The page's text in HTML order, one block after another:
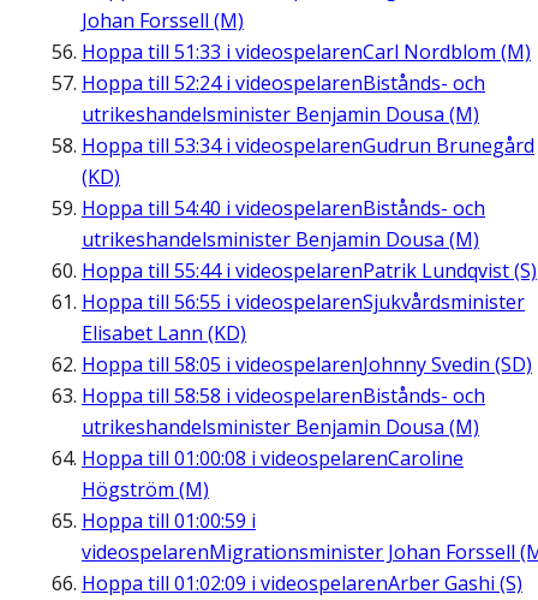
Johan Forssell (M)
Hoppa till 51:33 i videospelarenCarl Nordblom (M)
Hoppa till 52:24i videospelarenBistånds- och
utrikeshandelsminister Benjamin Dousa (M)
Hoppa till 53:34i videospelarenGudrun Brunegård
(KD)
Hoppa till 54:40 i videospelarenBistånds- och
utrikeshandelsminister Benjamin Dousa (M)
Hoppa till 55:44i videospelarenPatrik Lundqvist (S)
Hoppa till 56:55 i videospelarenSjukvårdsminister
Elisabet Lann (KD)
Hoppa till 58:05 i videospelarenJohnny Svedin (SD)
Hoppa till 58:58 i videospelarenBistånds- och
utrikeshandelsminister Benjamin Dousa (M)
Hoppa till 01:00:08 i videospelarenCaroline
Högström (M)
Hoppa till 01:00:59 i
videospelarenMigrationsminister Johan Forssell
Hoppa till 01:02:09 i videospelarenArber Gashi (S)